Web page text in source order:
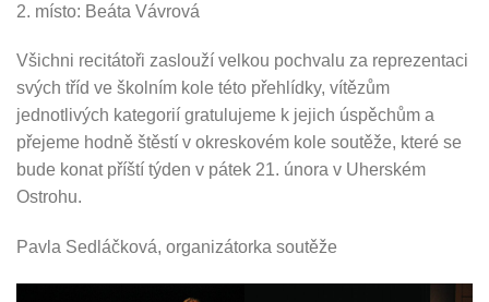
2. místo: Beáta Vávrová
Všichni recitátoři zaslouží velkou pochvalu za reprezentaci
svých tříd ve školním kole této přehlídky, vítězům
jednotlivých kategorií gratulujeme k jejich úspěchům a
přejeme hodně štěstí v okreskovém kole soutěže, které se
bude konat příští týden v pátek 21. února v Uherském
Ostrohu.
Pavla Sedláčková, organizátorka soutěže